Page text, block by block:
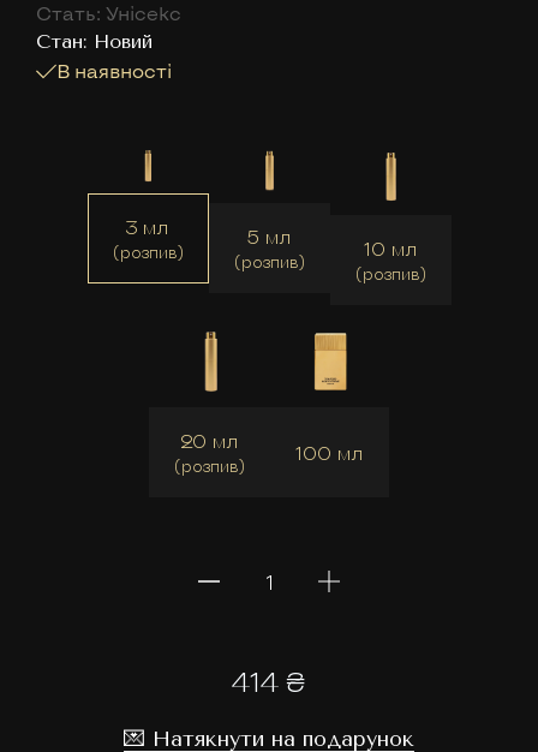
Стать: Унісекс
Cтан: Новий
В наявності
3 мл
(розпив)
5 мл
(розпив)
10 мл
(розпив)
20 мл
(розпив)
100 мл
414 ₴
💌 Натякнути на подарунок